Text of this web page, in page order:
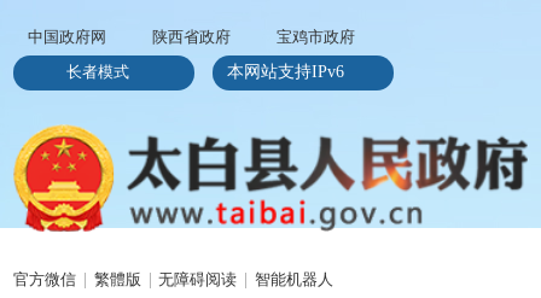
中国政府网 陕西省政府
宝鸡市政府
长者模式
本网站支持IPv6
官方微信 繁體版 无障碍阅读 智能机器人